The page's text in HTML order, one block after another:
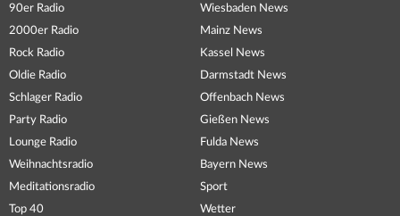
90er Radio
2000er Radio
Rock Radio
Oldie Radio
Schlager Radio
Party Radio
Lounge Radio
Weihnachtsradio
Meditationsradio
Top 40
Wiesbaden News
Mainz News
Kassel News
Darmstadt News
Offenbach News
Gießen News
Fulda News
Bayern News
Sport
Wetter